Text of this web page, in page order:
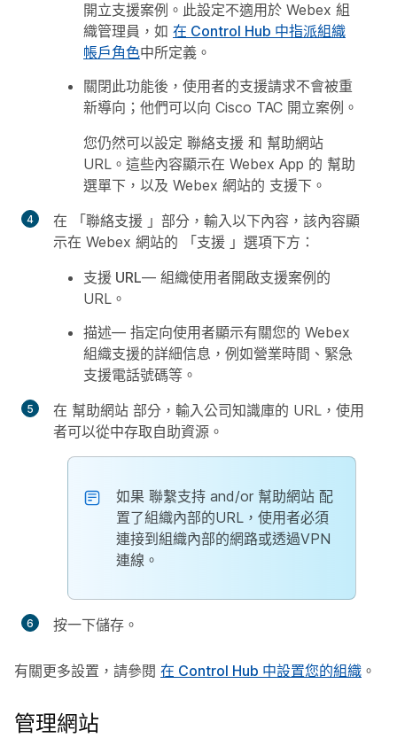
開立支援案例。此設定不適用於 Webex 組
織管理員，如 在 Control Hub 中指派組織
帳戶角色中所定義。
關閉此功能後，使用者的支援請求不會被重
新導向；他們可以向 Cisco TAC 開立案例。
您仍然可以設定 聯絡支援 和 幫助網站
URL。這些內容顯示在 Webex App 的 幫助
選單下，以及 Webex 網站的 支援下。
在
「聯絡支援 」部分，輸入以下內容，該內容顯
示在 Webex 網站的
「支援 」選項下方：
支援 URL— 組織使用者開啟支援案例的
URL。
描述— 指定向使用者顯示有關您的 Webex
組織支援的詳細信息，例如營業時間、緊急
支援電話號碼等。
在 幫助網站 部分，輸入公司知識庫的 URL，使用
者可以從中存取自助資源。
如果 聯繫支持 and/or 幫助網站 配
置了組織內部的URL，使用者必須
連接到組織內部的網路或透過VPN
連線。
按一下儲存 。
有關更多設置，請參閱 在 Control Hub 中設置您的組織 。
管理網站